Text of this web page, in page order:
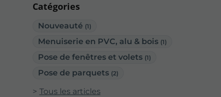
Catégories
Nouveauté (1)
Menuiserie en PVC, alu & bois (1)
Pose de fenêtres et volets (1)
Pose de parquets (2)
Tous les articles